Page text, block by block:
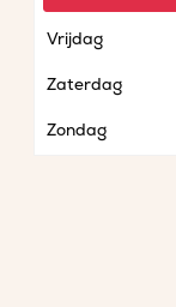
Vrijdag
Zaterdag
Zondag